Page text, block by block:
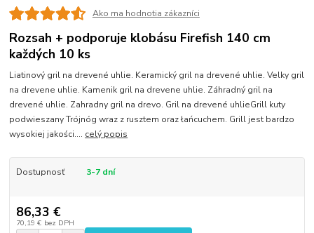
Ako ma hodnotia zákazníci
Rozsah + podporuje klobásu Firefish 140 cm
každých 10 ks
Liatinový gril na drevené uhlie. Keramický gril na drevené uhlie. Velky gril
na drevene uhlie. Kamenik gril na drevene uhlie. Záhradný gril na
drevené uhlie. Zahradny gril na drevo. Gril na drevené uhlieGrill kuty
podwieszany Trójnóg wraz z rusztem oraz łańcuchem. Grill jest bardzo
wysokiej jakości.... celý popis
Dostupnosť 3-7 dní
86,33 €
70,19 € bez DPH